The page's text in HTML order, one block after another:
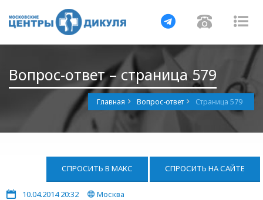
Навигация
Вопрос-ответ – страница 579
Главная Вопрос-ответ Страница 579
СПРОСИТЬ В МАКС СПРОСИТЬ НА САЙТЕ
10.04.2014 20:32
Москва